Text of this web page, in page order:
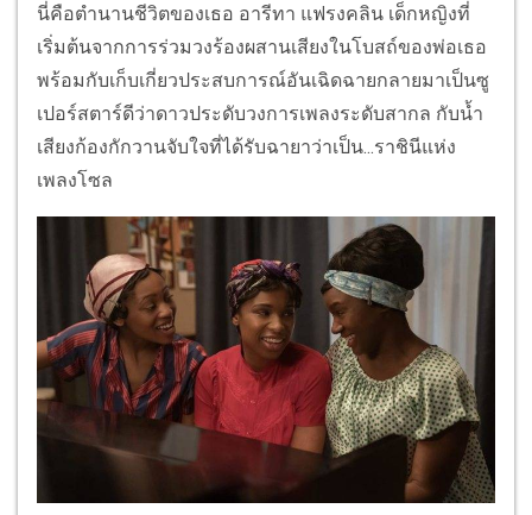
นี่คือตำนานชีวิตของเธอ อารีทา แฟรงคลิน เด็กหญิงที่
เริ่มต้นจากการร่วมวงร้องผสานเสียงในโบสถ์ของพ่อเธอ
พร้อมกับเก็บเกี่ยวประสบการณ์อันเฉิดฉายกลายมาเป็นซู
เปอร์สตาร์ดีว่าดาวประดับวงการเพลงระดับสากล กับน้ำ
เสียงก้องกักวานจับใจที่ได้รับฉายาว่าเป็น...ราชินีแห่ง
เพลงโซล